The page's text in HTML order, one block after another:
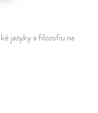
jazyky a filozofiu na